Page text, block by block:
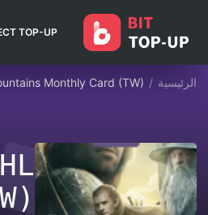
TOP-UP
الرئيسية /
Monthly Card (TW)